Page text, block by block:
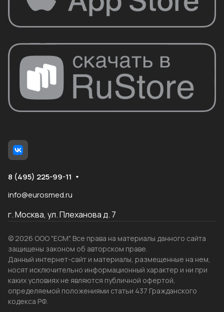
8 (495) 225-99-11
info@eurosmed.ru
г. Москва, ул. Плеханова д. 7
© 2026 ООО "ЕСМ". Все права на материалы данного сайта
защищены законом об авторском праве.
Данный интернет-сайт и материалы, размещенные на нем,
носят исключительно информационный характер и ни при
каких условиях не являются публичной офертой,
определяемой положениями статьи 437 Гражданского
кодекса РФ.